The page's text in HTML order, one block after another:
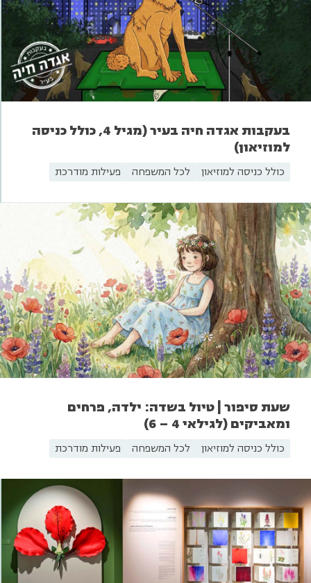
בעקבות אגדה חיה בעיר (מגיל 4, כולל כניסה
למוזיאון)
כולל כניסה למוזיאון לכל המשפחה פעילות מודרכת
שעת סיפור | טיול בשדה: ילדה, פרחים
ומאביקים (לגילאי 4 – 6)
כולל כניסה למוזיאון לכל המשפחה פעילות מודרכת